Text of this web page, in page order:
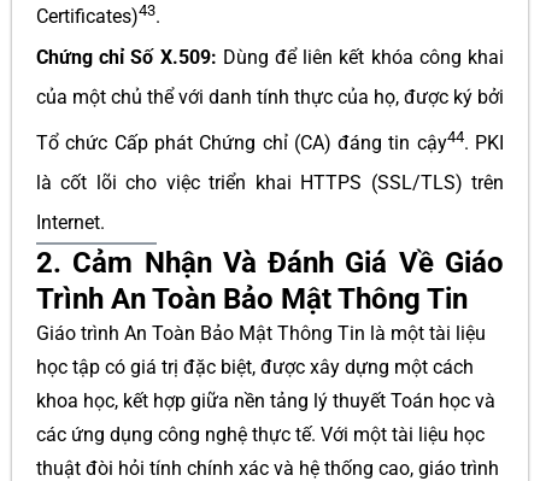
Certificates)43.
Chứng chỉ Số X.509: Dùng để liên kết khóa công khai
của một chủ thể với danh tính thực của họ, được ký bởi
Tổ chức Cấp phát Chứng chỉ (CA) đáng tin cậy44. PKI
là cốt lõi cho việc triển khai HTTPS (SSL/TLS) trên
Internet.
2. Cảm Nhận Và Đánh Giá Về Giáo
Trình An Toàn Bảo Mật Thông Tin
Giáo trình An Toàn Bảo Mật Thông Tin là một tài liệu
học tập có giá trị đặc biệt, được xây dựng một cách
khoa học, kết hợp giữa nền tảng lý thuyết Toán học và
các ứng dụng công nghệ thực tế. Với một tài liệu học
thuật đòi hỏi tính chính xác và hệ thống cao, giáo trình